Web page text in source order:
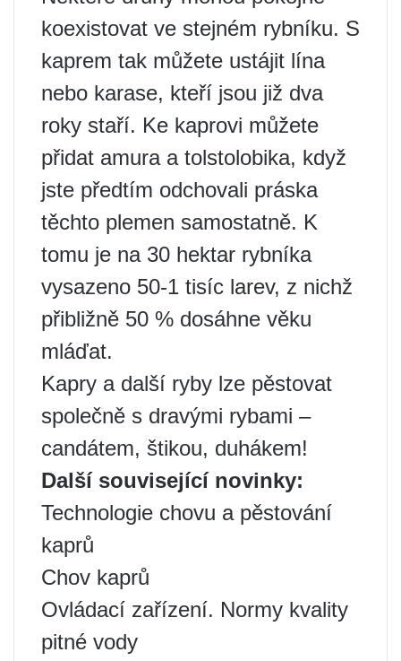
koexistovat ve stejném rybníku. S
kaprem tak můžete ustájit lína
nebo karase, kteří jsou již dva
roky staří. Ke kaprovi můžete
přidat amura a tolstolobika, když
jste předtím odchovali práska
těchto plemen samostatně. K
tomu je na 30 hektar rybníka
vysazeno 50-1 tisíc larev, z nichž
přibližně 50 % dosáhne věku
mláďat.
Kapry a další ryby lze pěstovat
společně s dravými rybami –
candátem, štikou, duhákem!
Další související novinky:
Technologie chovu a pěstování
kaprů
Chov kaprů
Ovládací zařízení. Normy kvality
pitné vody